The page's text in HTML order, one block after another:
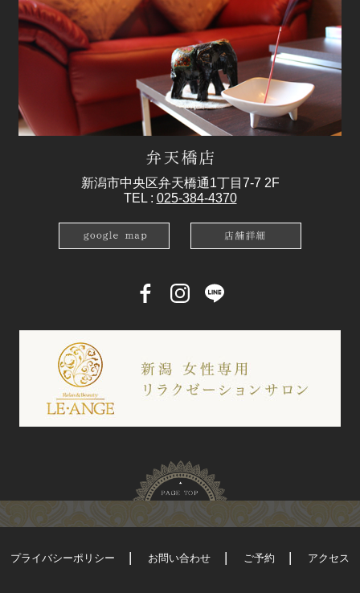
新潟市中央区弁天橋通1丁目7-7 2F
TEL : 025-384-4370
プライバシーポリシー お問い合わせ ご予約 アクセス